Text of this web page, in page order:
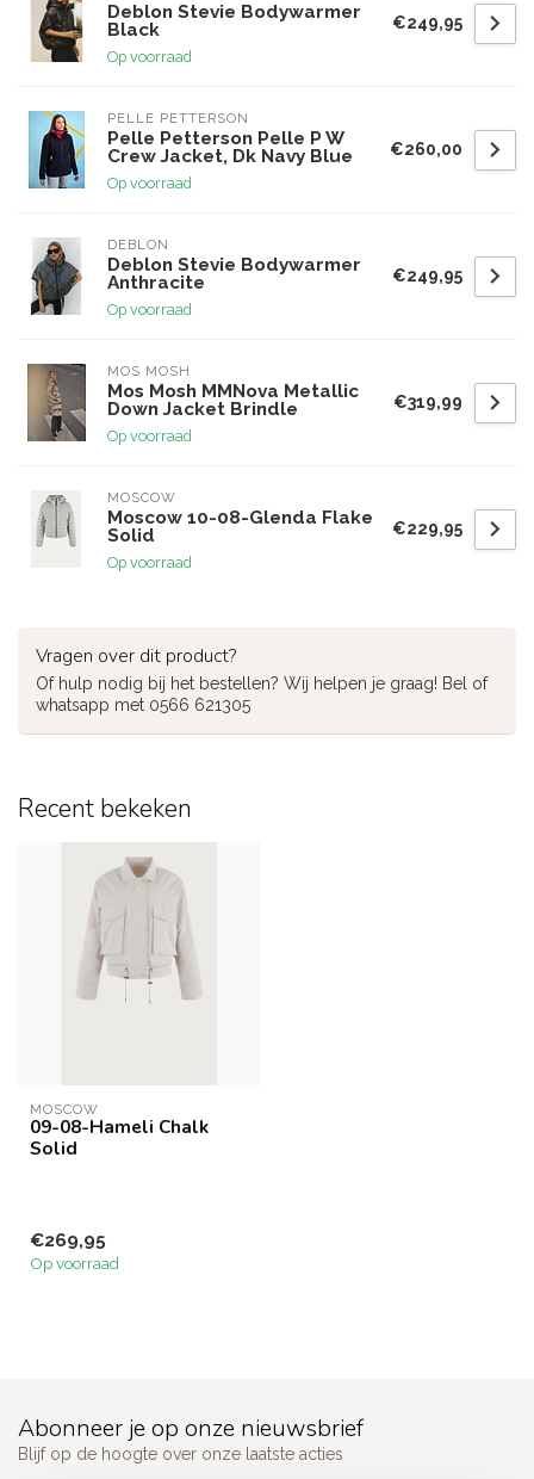
Deblon Stevie Bodywarmer
Black
Op voorraad
€249,95
PELLE PETTERSON
Pelle Petterson Pelle P W
Crew Jacket, Dk Navy Blue
Op voorraad
€260,00
DEBLON
Deblon Stevie Bodywarmer
Anthracite
Op voorraad
€249,95
MOS MOSH
Mos Mosh MMNova Metallic
Down Jacket Brindle
Op voorraad
€319,99
MOSCOW
Moscow 10-08-Glenda Flake
Solid
Op voorraad
€229,95
Vragen over dit product?
Of hulp nodig bij het bestellen? Wij helpen je graag! Bel of
whatsapp met 0566 621305
Recent bekeken
MOSCOW
09-08-Hameli Chalk
Solid
€269,95
Op voorraad
Abonneer je op onze nieuwsbrief
Blijf op de hoogte over onze laatste acties